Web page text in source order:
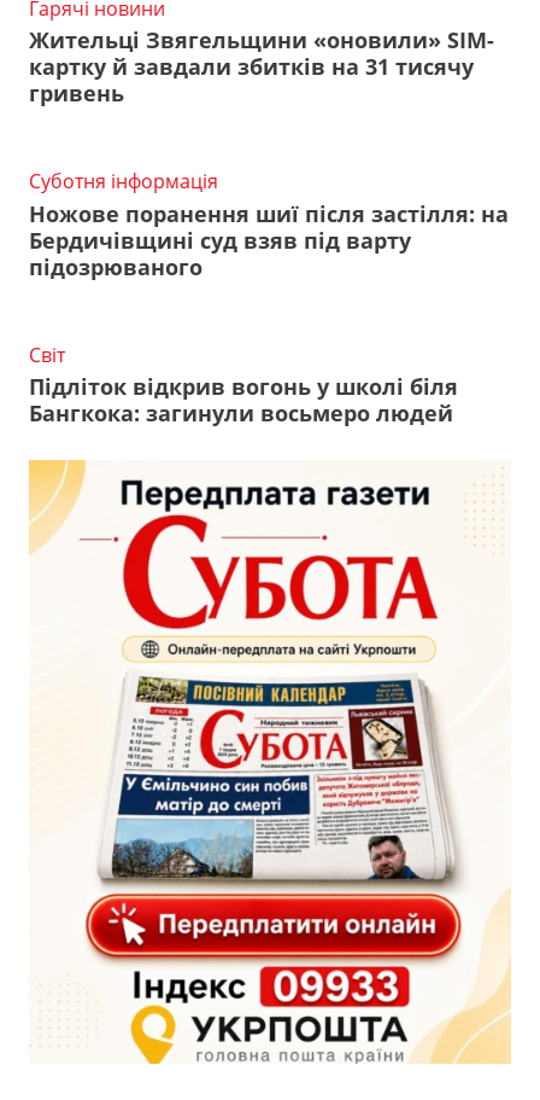
Гарячі новини
Жительці Звягельщини «оновили» SIM-
картку й завдали збитків на 31 тисячу
гривень
Суботня інформація
Ножове поранення шиї після застілля: на
Бердичівщині суд взяв під варту
підозрюваного
Світ
Підліток відкрив вогонь у школі біля
Бангкока: загинули восьмеро людей